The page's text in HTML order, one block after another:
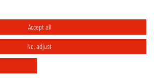
Accept all
No, adjust